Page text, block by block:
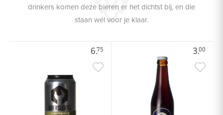
drinkers komen deze bieren er het dichtst bij, en die
staan wél voor je klaar.
6.75 3.00